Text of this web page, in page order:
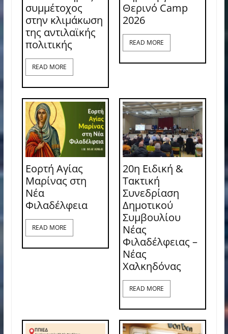
συμμέτοχος
στην κλιμάκωση
της αντιλαϊκής
πολιτικής
READ MORE
Θερινό Camp
2026
READ MORE
Εορτή Αγίας
Μαρίνας στη
Νέα
Φιλαδέλφεια
READ MORE
20η Ειδική &
Τακτική
Συνεδρίαση
Δημοτικού
Συμβουλίου
Νέας
Φιλαδέλφειας –
Νέας
Χαλκηδόνας
READ MORE